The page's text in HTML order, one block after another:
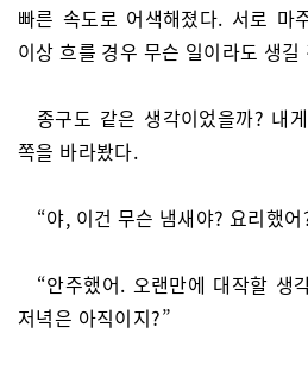
빠른 속도로 어색해졌다. 서로 마
이상 흐를 경우 무슨 일이라도 생
종구도 같은 생각이었을까? 내
쪽을 바라봤다.
“야, 이건 무슨 냄새야? 요리했어
“안주했어. 오랜만에 대작할 생
저녁은 아직이지?”